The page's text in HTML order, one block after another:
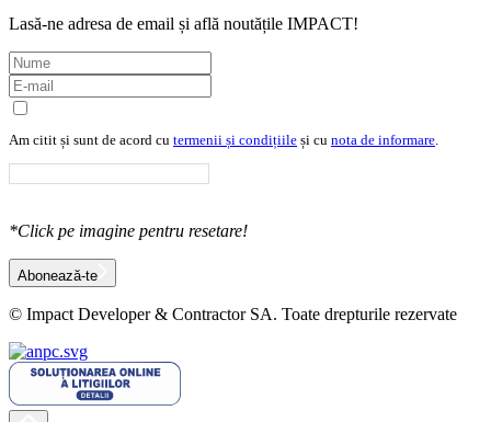
Lasă-ne adresa de email și află noutățile IMPACT!
Am citit și sunt de acord cu termenii și condițiile și cu nota de informare.
*Click pe imagine pentru resetare!
Abonează-te
© Impact Developer & Contractor SA. Toate drepturile rezervate